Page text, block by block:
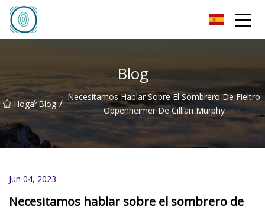
Blog
Hogar
/ Blog / Necesitamos Hablar Sobre El Sombrero De Fieltro
Oppenheimer De Cillian Murphy
Jun 04, 2023
Necesitamos hablar sobre el sombrero de